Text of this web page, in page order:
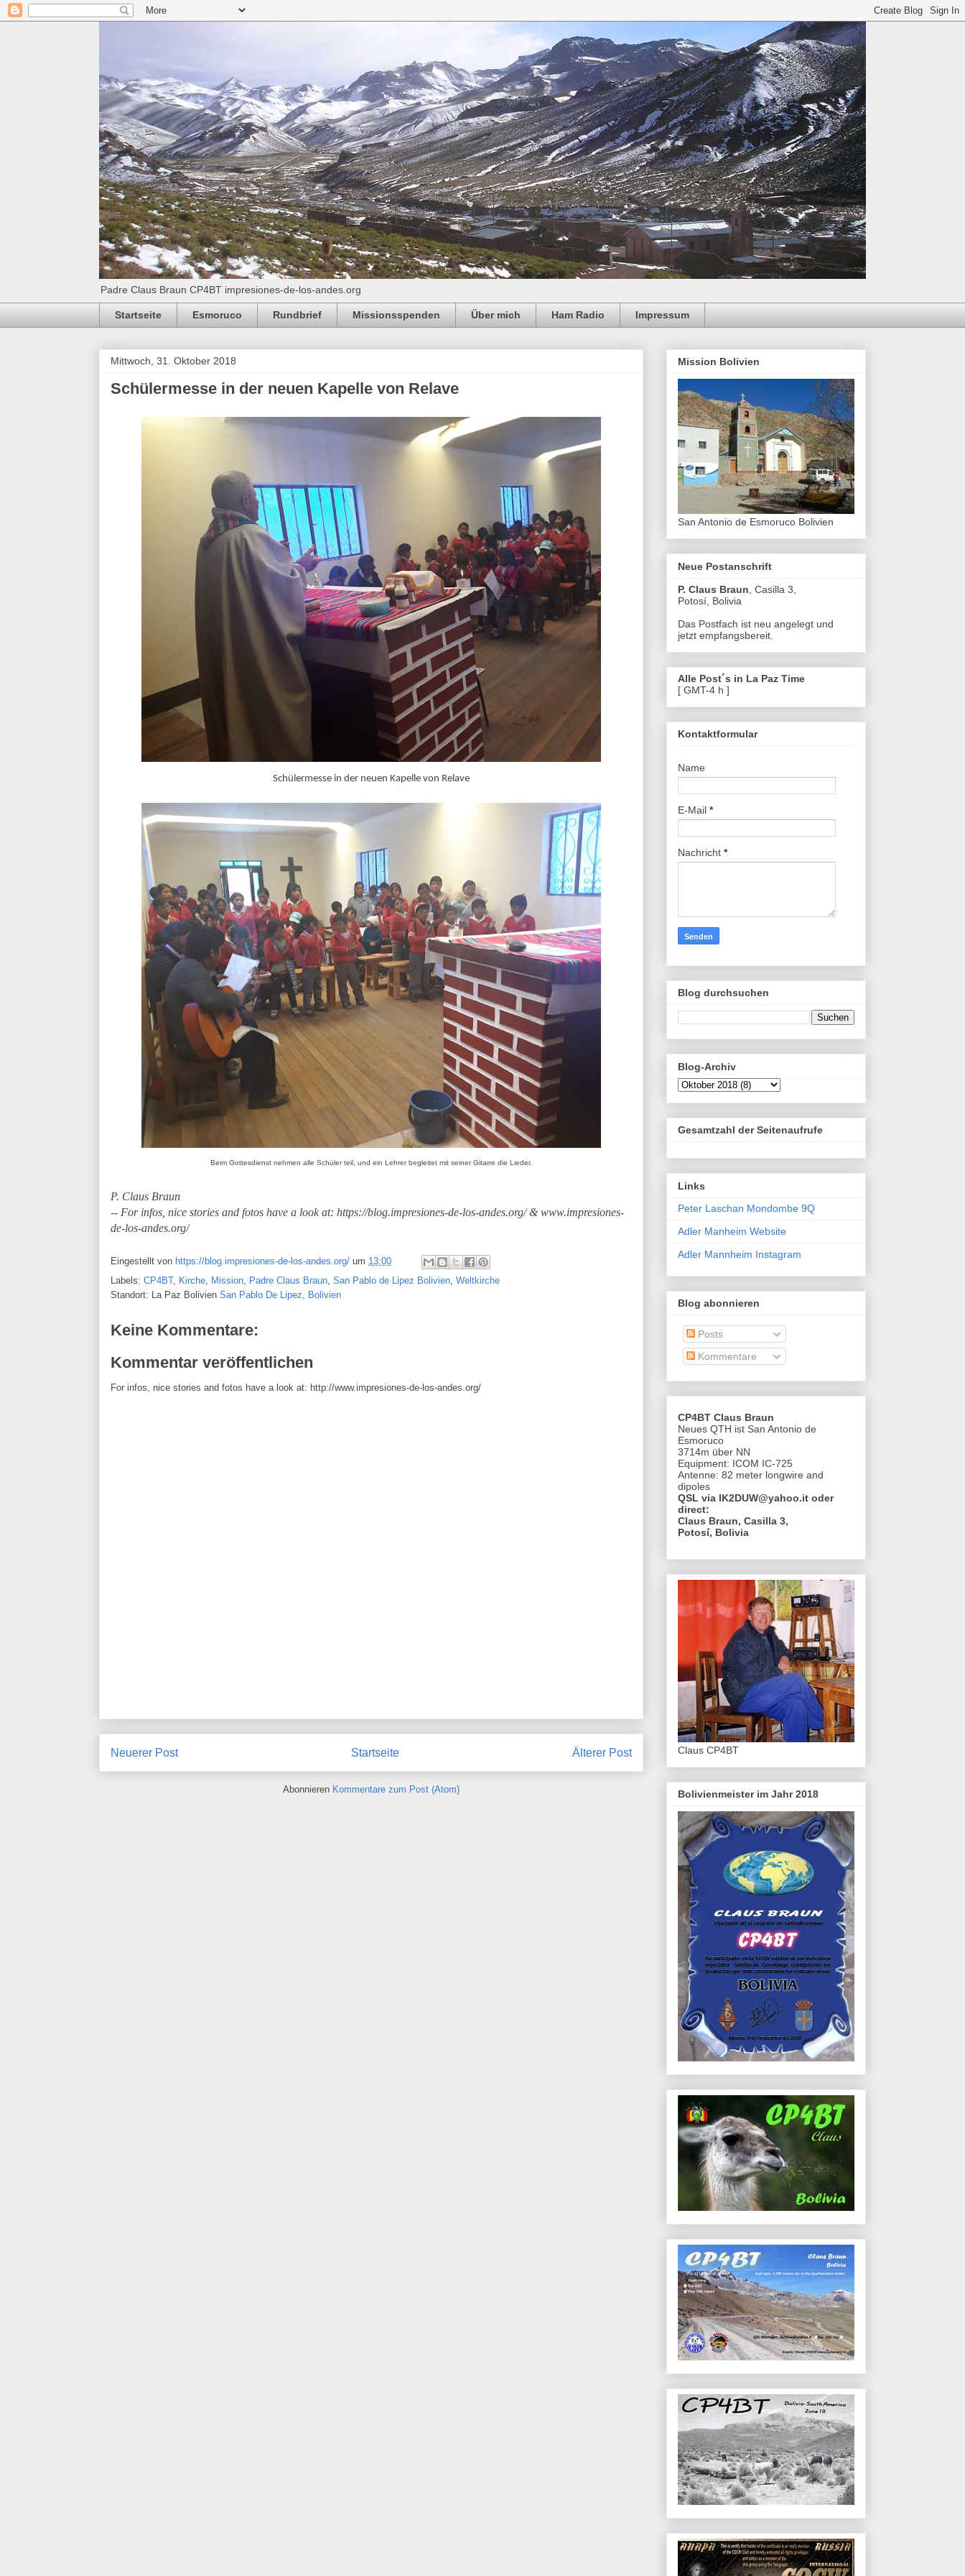
Padre Claus Braun CP4BT impresiones-de-los-andes.org
Startseite Esmoruco Rundbrief Missionsspenden Über mich Ham Radio Impressum
Mittwoch, 31. Oktober 2018
Schülermesse in der neuen Kapelle von Relave
Schülermesse in der neuen Kapelle von Relave
Beim Gottesdienst nehmen alle Schüler teil, und ein Lehrer begleitet mit seiner Gitarre die Lieder.
P. Claus Braun
-- For infos, nice stories and fotos have a look at: https://blog.impresiones-de-los-andes.org/ & www.impresiones-
de-los-andes.org/
Eingestellt von https://blog.impresiones-de-los-andes.org/ um 13:00
Labels: CP4BT, Kirche Mission Padre Claus Braun San Pablo de Lipez Bolivien Weltkirche
Standort: La Paz Bolivien San Pablo De Lipez, Bolivien
Keine Kommentare:
Kommentar veröffentlichen
For infos, nice stories and fotos have a look at: http://www.impresiones-de-los-andes.org/
Neuerer Post Älterer Post
Startseite
Abonnieren Kommentare zum Post (Atom)
Mission Bolivien
San Antonio de Esmoruco Bolivien
Neue Postanschrift
P. Claus Braun , Casilla 3,
Potosí, Bolivia
Das Postfach ist neu angelegt und
jetzt empfangsbereit.
Alle Post´s in La Paz Time
[ GMT-4 h ]
Kontaktformular
Name
E-Mail *
Nachricht *
Blog durchsuchen
Blog-Archiv
Gesamtzahl der Seitenaufrufe
Links
Peter Laschan Mondombe 9Q
Adler Manheim Website
Adler Mannheim Instagram
Blog abonnieren
Posts
Kommentare
CP4BT Claus Braun
Neues QTH ist San Antonio de
Esmoruco
3714m über NN
Equipment: ICOM IC-725
Antenne: 82 meter longwire and
dipoles
QSL via IK2DUW@yahoo.it oder
direct:
Claus Braun, Casilla 3,
Potosí, Bolivia
Claus CP4BT
Bolivienmeister im Jahr 2018